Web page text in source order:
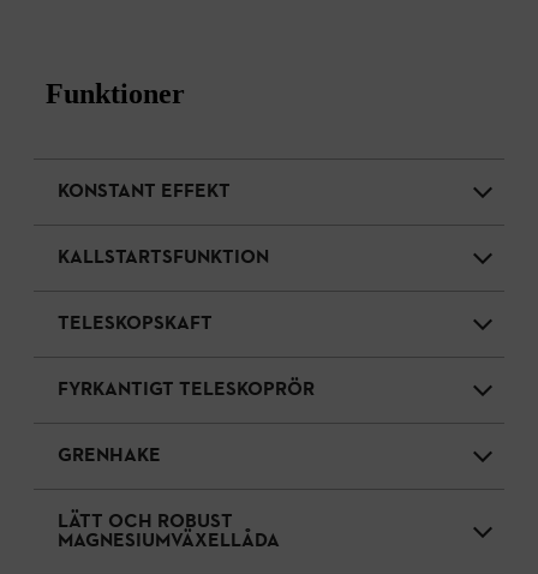
Funktioner
KONSTANT EFFEKT
KALLSTARTSFUNKTION
TELESKOPSKAFT
FYRKANTIGT TELESKOPRÖR
GRENHAKE
LÄTT OCH ROBUST
MAGNESIUMVÄXELLÅDA